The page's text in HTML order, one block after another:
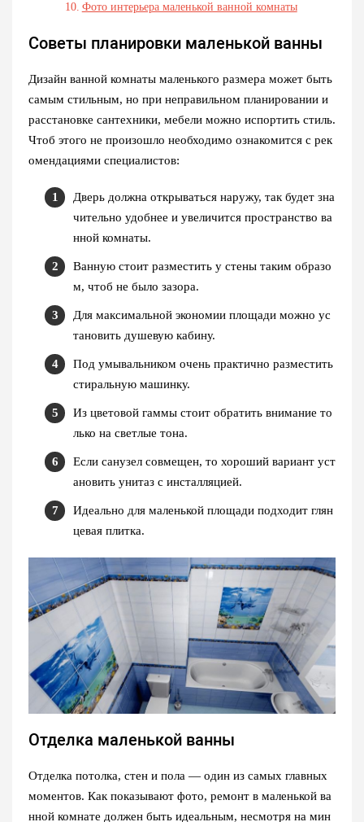
Фото интерьера маленькой ванной комнаты
Советы планировки маленькой ванны
Дизайн ванной комнаты маленького размера может быть
самым стильным, но при неправильном планировании и
расстановке сантехники, мебели можно испортить стиль.
Чтоб этого не произошло необходимо ознакомится с рек
омендациями специалистов:
Дверь должна открываться наружу, так будет зна
чительно удобнее и увеличится пространство ва
нной комнаты.
Ванную стоит разместить у стены таким образо
м, чтоб не было зазора.
Для максимальной экономии площади можно ус
тановить душевую кабину.
Под умывальником очень практично разместить
стиральную машинку.
Из цветовой гаммы стоит обратить внимание то
лько на светлые тона.
Если санузел совмещен, то хороший вариант уст
ановить унитаз с инсталляцией.
Идеально для маленькой площади подходит глян
цевая плитка.
Отделка маленькой ванны
Отделка потолка, стен и пола — один из самых главных
моментов. Как показывают фото, ремонт в маленькой ва
нной комнате должен быть идеальным, несмотря на мин